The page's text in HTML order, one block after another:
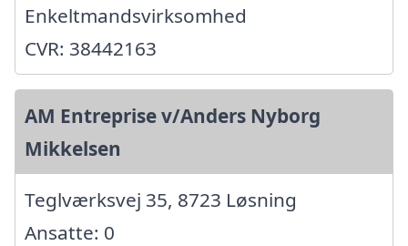
Enkeltmandsvirksomhed
CVR: 38442163
AM Entreprise v/Anders Nyborg
Mikkelsen
Teglværksvej 35, 8723 Løsning
Ansatte: 0